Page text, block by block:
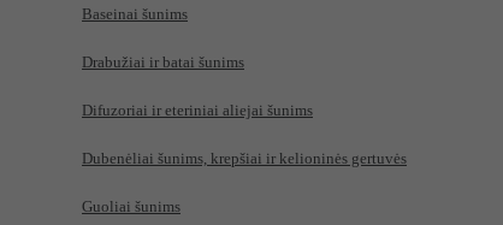
Baseinai šunims
Drabužiai ir batai šunims
Difuzoriai ir eteriniai aliejai šunims
Dubenėliai šunims, krepšiai ir kelioninės gertuvės
Guoliai šunims